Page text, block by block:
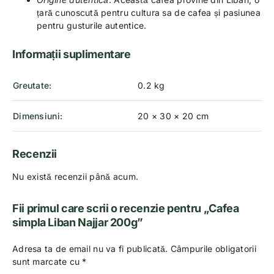
țară cunoscută pentru cultura sa de cafea și pasiunea
pentru gusturile autentice.
Informații suplimentare
Greutate 0.2 kg
Dimensiuni 20 × 30 × 20 cm
Recenzii
Nu există recenzii până acum.
Fii primul care scrii o recenzie pentru „Cafea
simpla Liban Najjar 200g”
Adresa ta de email nu va fi publicată. Câmpurile obligatorii
sunt marcate cu *